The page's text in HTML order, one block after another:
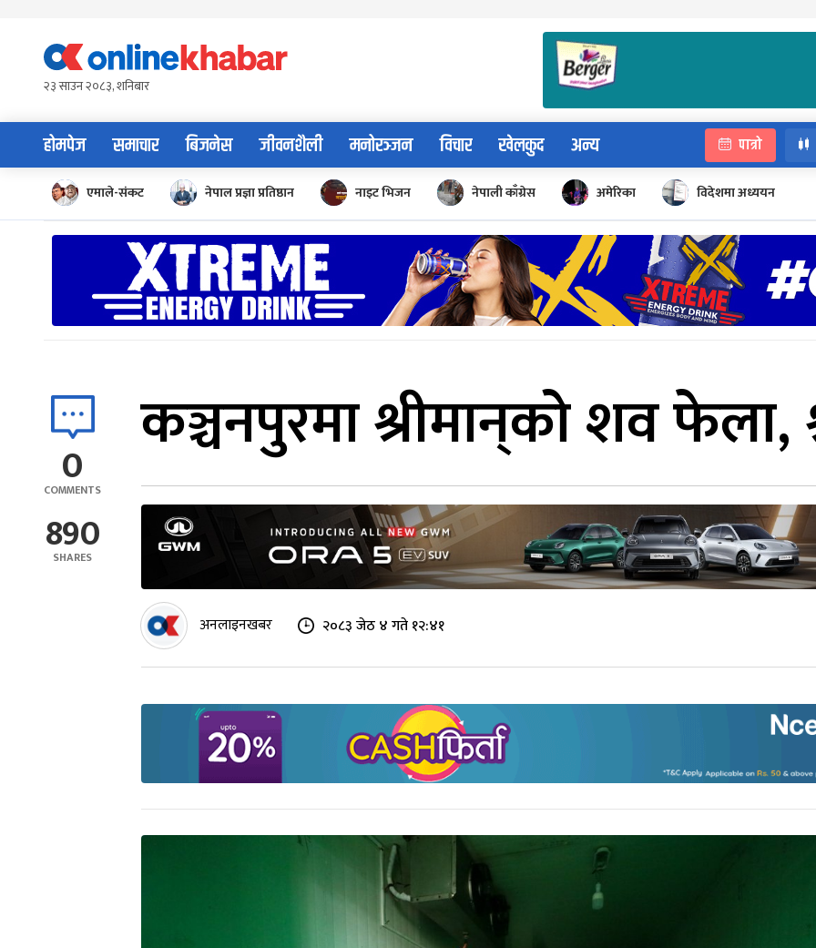
content२३ साउन २०८३, शनिबार
होमपेज समाचार बिजनेस जीवनशैली मनोरञ्जन विचार खेलकुद अन्य पात्रो
एमाले-संकट नेपाल प्रज्ञा प्रतिष्ठान नाइट भिजन नेपाली काँग्रेस अमेरिका विदेशमा अध्ययन
0
COMMENTS
890
SHARES
कञ्चनपुरमा श्रीमान्‌को शव फेला,
अनलाइनखबर २०८३ जेठ ४ गते १२:४१